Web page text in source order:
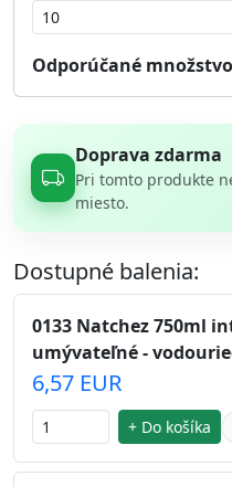
Odporúčané
Doprava zdarma
Pri tomto produkte
miesto.
Dostupné balenia:
0133 Natchez 750ml
umývateľné -
6,57 EUR
+ Do košíka